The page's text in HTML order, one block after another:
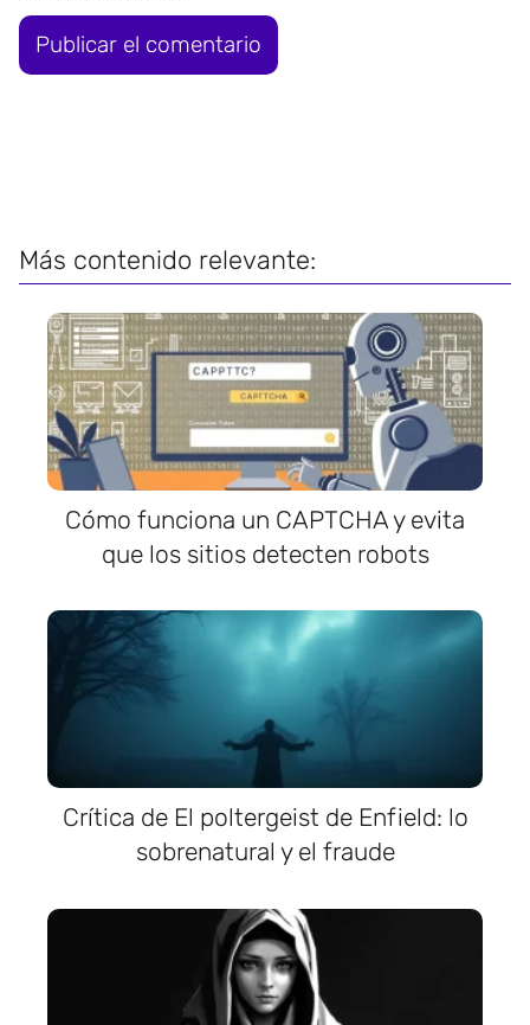
Más contenido relevante:
Cómo funciona un CAPTCHA y evita
que los sitios detecten robots
Crítica de El poltergeist de Enfield: lo
sobrenatural y el fraude